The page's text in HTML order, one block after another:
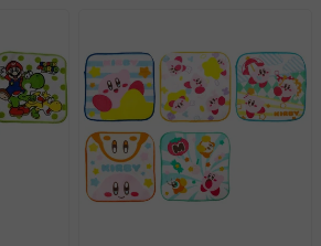
組合」等錯誤原因，導致無法安排出貨，
通知訂單取消事宜，並將提供適當補